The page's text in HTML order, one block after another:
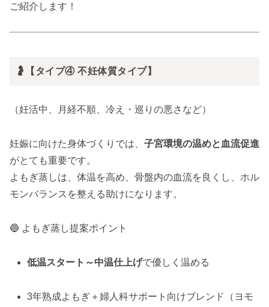
ご紹介します！
🤰【タイプ④ 不妊体質タイプ】
（妊活中、月経不順、冷え・巡りの悪さなど）
妊娠に向けた身体づくりでは、 子宮環境の温めと血流促進
がとても重要です。
よもぎ蒸しは、体温を高め、骨盤内の血流を良くし、ホル
モンバランスを整える助けになります。
🔵 よもぎ蒸し提案ポイント
低温スタート～中温仕上げで優しく温める
3年熟成よもぎ＋婦人科サポート向けブレンド（ヨモ